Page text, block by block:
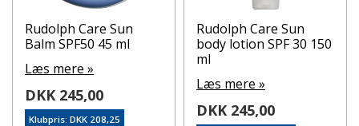
Rudolph Care Sun
Balm SPF50 45 ml
Læs mere »
DKK 245,00
Klubpris: DKK 208,25
Rudolph Care Sun
body lotion SPF 30 150
ml
Læs mere »
DKK 245,00